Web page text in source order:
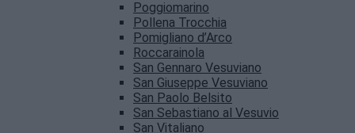
Poggiomarino
Pollena Trocchia
Pomigliano d’Arco
Roccarainola
San Gennaro Vesuviano
San Giuseppe Vesuviano
San Paolo Belsito
San Sebastiano al Vesuvio
San Vitaliano